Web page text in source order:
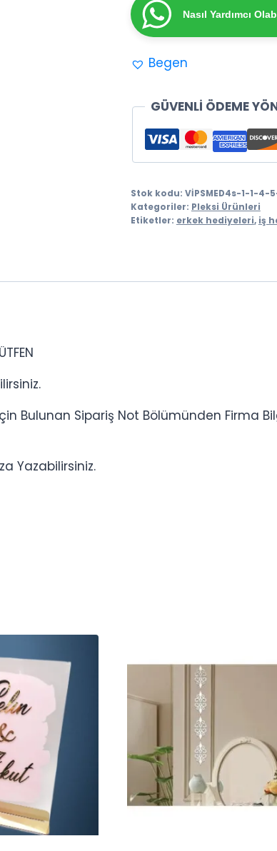
Gold
Pleksi
Gelin
Pleksisi
adet
Nasıl Yardımcı
Begen
GÜVENLİ ÖDEME
Stok kodu: VİPSMED4s-1-1-4-
Kategoriler: Pleksi Ürünleri
Etiketler: erkek hediyeleri, iş
Bulunan Sipariş Not Bölümünden Firma
Yazabilirsiniz.